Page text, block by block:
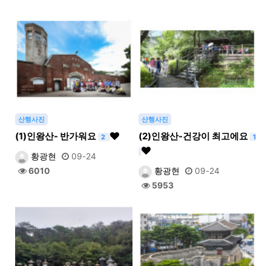
산행사진
(1)인왕산- 반가워요 2
황광현
09-24
6010
산행사진
(2)인왕산-건강이 최고에요 1
황광현
09-24
5953